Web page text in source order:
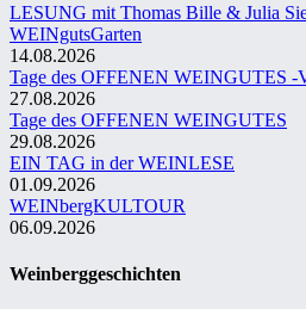
LESUNG mit Thomas Bille & Julia
WEINgutsGarten
14.08.2026
Tage des OFFENEN WEINGUTES
27.08.2026
Tage des OFFENEN WEINGUTES
29.08.2026
EIN TAG in der WEINLESE
01.09.2026
WEINbergKULTOUR
06.09.2026
Weinberggeschichten